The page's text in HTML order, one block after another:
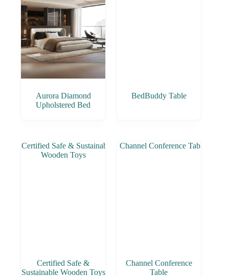
Aurora Diamond
Upholstered Bed
BedBuddy Table
Certified Safe &
Sustainable Wooden Toys
Channel Conference
Table